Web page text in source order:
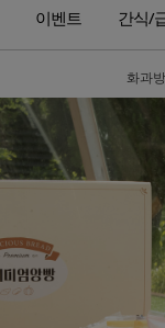
이벤트 간식/
화과